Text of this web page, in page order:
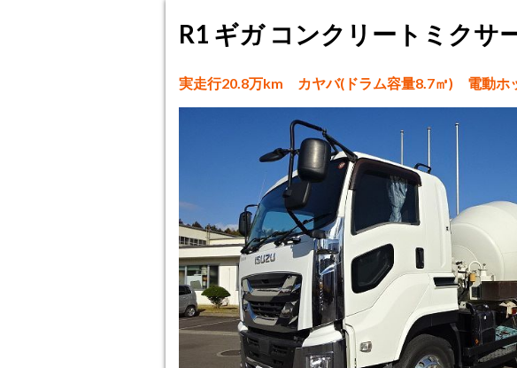
R1 ギガ コンクリートミクサ
実走行20.8万km カヤバ(ドラム容量8.7㎥) 電動